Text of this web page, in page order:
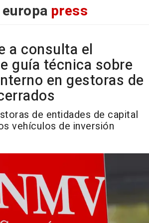
europa press
a consulta el
guía técnica sobre
en gestoras de
de entidades de capital
vehículos de inversión